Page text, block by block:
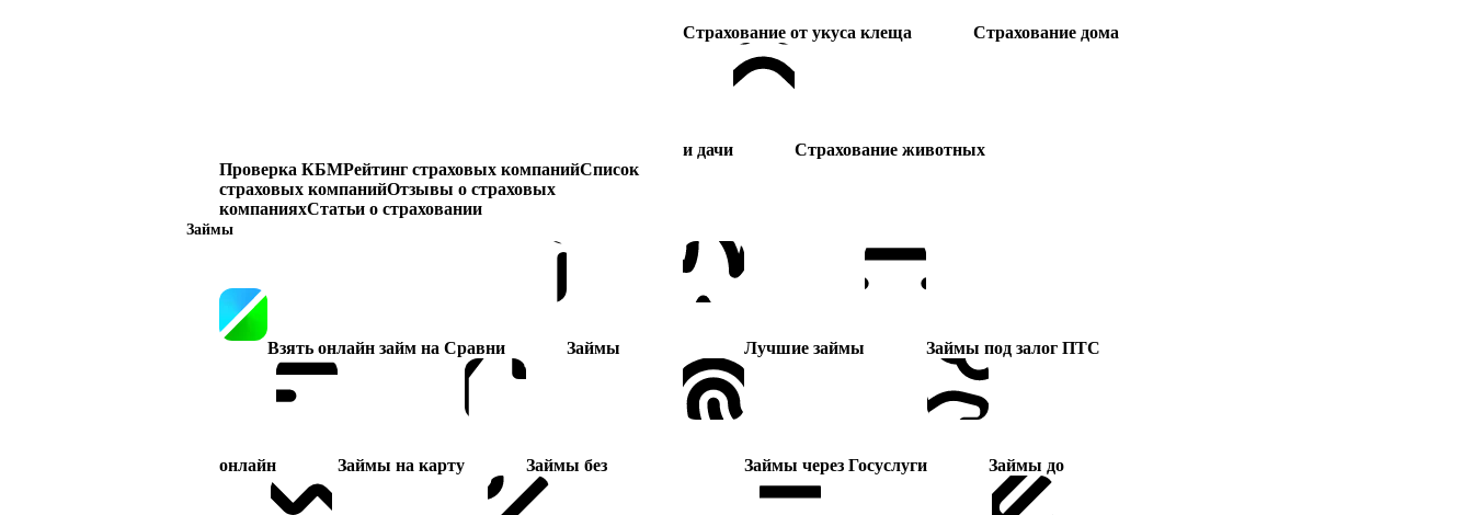
Страхование от укуса клеща Страхование дома
и дачи
Страхование животных
Проверка КБМРейтинг страховых компанийСписок
страховых компанийОтзывы о страховых
компанияхСтатьи о страховании
Займы
Взять онлайн займ на Сравни Займы
онлайн Займы на карту Займы без
Лучшие займы Займы под залог ПТС
Займы через Госуслуги Займы до